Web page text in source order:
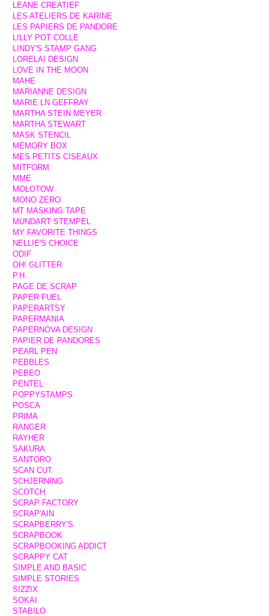
LEANE CREATIEF
LES ATELIERS DE KARINE
LES PAPIERS DE PANDORE
LILLY POT COLLE
LINDY'S STAMP GANG
LORELAI DESIGN
LOVE IN THE MOON
MAHE
MARIANNE DESIGN
MARIE LN GEFFRAY
MARTHA STEIN MEYER
MARTHA STEWART
MASK STENCIL
MEMORY BOX
MES PETITS CISEAUX
MITFORM
MME
MOLOTOW
MONO ZERO
MT MASKING TAPE
MUNDART STEMPEL
MY FAVORITE THINGS
NELLIE'S CHOICE
ODIF
OH! GLITTER
P.H.
PAGE DE SCRAP
PAPER FUEL
PAPERARTSY
PAPERMANIA
PAPERNOVA DESIGN
PAPIER DE PANDORES
PEARL PEN
PEBBLES
PEBEO
PENTEL
POPPYSTAMPS
POSCA
PRIMA
RANGER
RAYHER
SAKURA
SANTORO
SCAN CUT
SCHJERNING
SCOTCH
SCRAP FACTORY
SCRAP'AIN
SCRAPBERRY'S
SCRAPBOOK
SCRAPBOOKING ADDICT
SCRAPPY CAT
SIMPLE AND BASIC
SIMPLE STORIES
SIZZIX
SOKAI
STABILO